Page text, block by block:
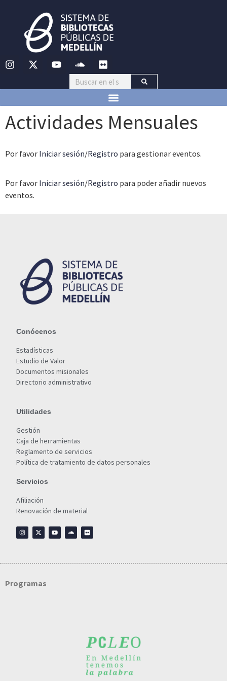
Actividades Mensuales
Por favor Iniciar sesión/Registro para gestionar eventos.
Por favor Iniciar sesión/Registro para poder añadir nuevos
eventos.
Conócenos
Estadísticas
Estudio de Valor
Documentos misionales
Directorio administrativo
Utilidades
Gestión
Caja de herramientas
Reglamento de servicios
Política de tratamiento de datos personales
Servicios
Afiliación
Renovación de material
Programas